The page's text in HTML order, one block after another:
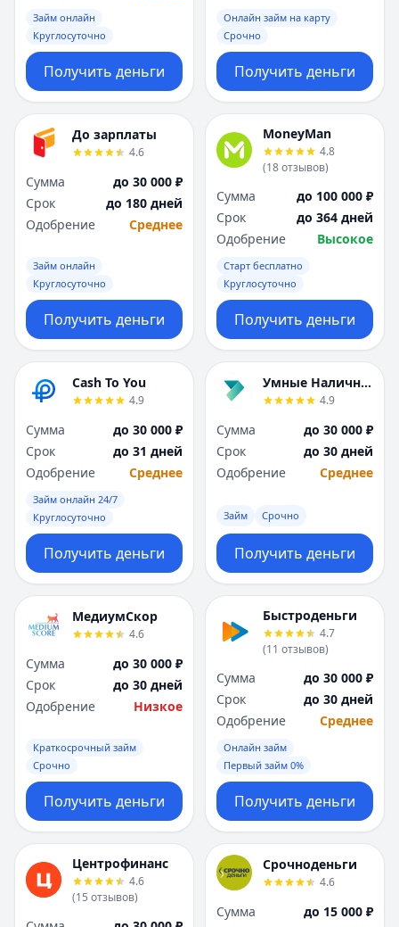
Х
Хабаровск
Ч
Чебоксары
Челябинск
Я
Ярославль
Вся Россия
Х
Ч
Чебоксары
Челябинск
Я
Ярославль
Вся Россия
Займ онлайн
Круглосуточно
Получить деньги
Онлайн займ на карту
Срочно
Получить деньги
До зарплаты
4.6
Сумма
до 30 000 ₽
Срок
до 180 дней
Одобрение
Среднее
Займ онлайн
Круглосуточно
Получить деньги
MoneyMan
4.8
(18отзывов)
Сумма
до 100 000 ₽
Срок
до 364 дней
Одобрение
Высокое
Старт бесплатно
Круглосуточно
Получить деньги
Cash To You
4.9
Сумма
до 30 000 ₽
Срок
до 31 дней
Одобрение
Среднее
Займ онлайн 24/7
Круглосуточно
Получить деньги
Умные Наличные
4.9
Сумма
до 30 000 ₽
Срок
до 30 дней
Одобрение
Среднее
Займ Срочно
Получить деньги
МедиумСкор
4.6
Сумма
до 30 000 ₽
Срок
до 30 дней
Одобрение
Низкое
Краткосрочный займ
Срочно
Получить деньги
Быстроденьги
4.7
(11 отзывов)
Сумма
до 30 000 ₽
Срок
до 30 дней
Одобрение
Среднее
Онлайн займ
Первый займ 0%
Получить деньги
Центрофинанс
4.6
(15 отзывов)
Срочноденьги
4.6
Сумма
до 15 000 ₽